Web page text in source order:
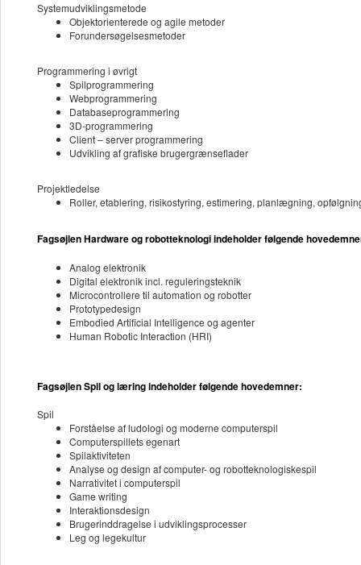
Systemudviklingsmetode
Objektorienterede og agile metoder
Forundersøgelsesmetoder
Programmering i øvrigt
Spilprogrammering
Webprogrammering
Databaseprogrammering
3D-programmering
Client – server programmering
Udvikling af grafiske brugergrænseflader
Projektledelse
Roller, etablering, risikostyring, estimering, planlægning,
Fagsøjlen Hardware og robotteknologi indeholder følgende
Analog elektronik
Digital elektronik incl. reguleringsteknik
Microcontrollere til automation og robotter
Prototypedesign
Embodied Artificial Intelligence og agenter
Human Robotic Interaction (HRI)
Fagsøjlen Spil og læring indeholder følgende hovedemner:
Spil
Forståelse af ludologi og moderne computerspil
Computerspillets egenart
Spilaktiviteten
Analyse og design af computer- og robotteknologiskespil
Narrativitet i computerspil
Game writing
Interaktionsdesign
Brugerinddragelse i udviklingsprocesser
Leg og legekultur